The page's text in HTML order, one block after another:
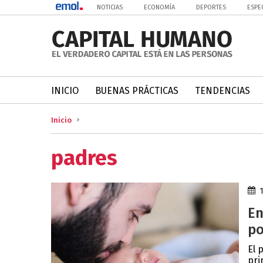
NOTICIAS ECONOMÍA DEPORTES
INICIO BUENAS PRÁCTICAS TENDENCIAS
Inicio
padres
El